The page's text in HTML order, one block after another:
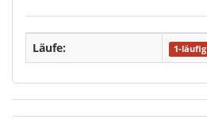
Läufe: 1-läufig